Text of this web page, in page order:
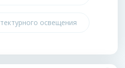
освещения